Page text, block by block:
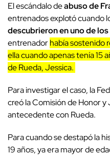
El escándalo deabuso de
entrenados explotó cuando
descubrieron en uno de
entrenadorhabía sostenido
ella cuando apenas tenía 15
de Rueda, Jessica.
Para investigar el caso, la
creó la Comisión de Honor y
antecedente con Rueda.
Para cuando se destapó la
19 años, ya era mayor de